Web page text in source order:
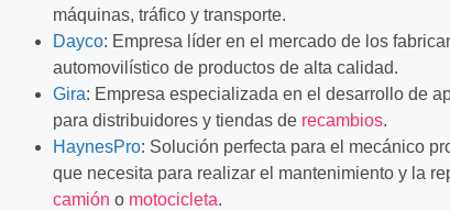
máquinas, tráfico y transporte.
Dayco: Empresa líder en el mercado de los
automovilístico de productos de alta calidad.
Gira: Empresa especializada en el desarrollo de
para distribuidores y tiendas de recambios.
HaynesPro: Solución perfecta para el mecánico
que necesita para realizar el mantenimiento y la
camión o motocicleta.